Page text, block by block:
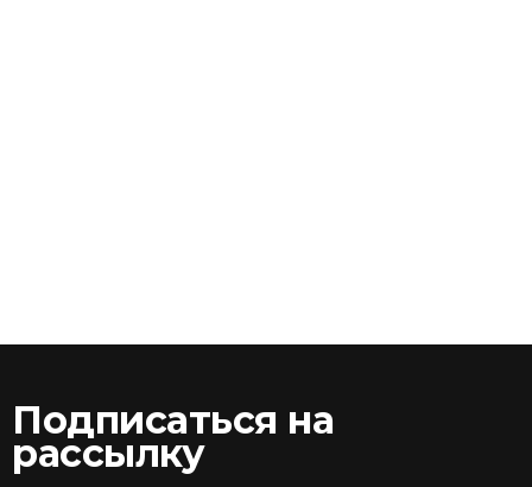
Подписаться на
рассылку